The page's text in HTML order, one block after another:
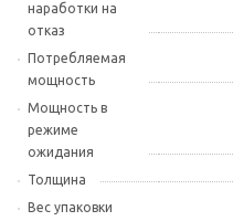
наработки на
отказ
Потребляемая
мощность
Мощность в
режиме
ожидания
Толщина
Вес упаковки